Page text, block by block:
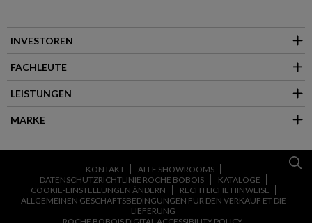
INVESTOREN
FACHLEUTE
LEISTUNGEN
MARKE
KONTAKT
ALLE SHOWROOMS
DATENSCHUTZRICHTLINIE ROCHE BOBOIS
KATALOGE
COOKIE-EINSTELLUNGEN ÄNDERN
RECHTLICHE HINWEISE
ALLGEMEINEN GESCHÄFTSBEDINGUNGEN FÜR DEN VERKAUF ET DIE
LIEFERUNG